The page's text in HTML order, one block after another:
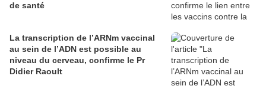
de santé
La transcription de l’ARNm vaccinal
au sein de l’ADN est possible au
niveau du cerveau, confirme le Pr
Didier Raoult